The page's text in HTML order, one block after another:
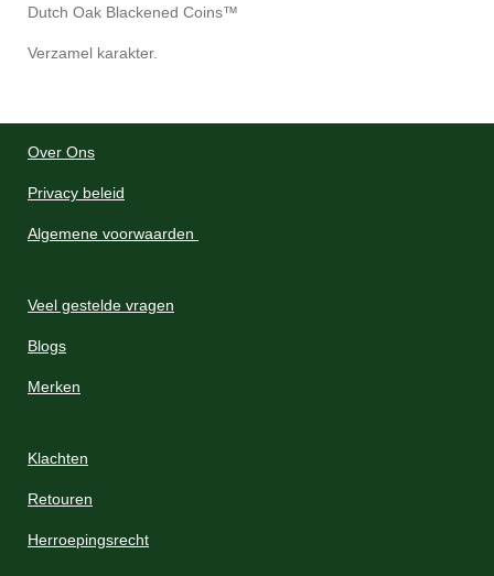
Dutch Oak Blackened Coins™
Verzamel karakter.
Over Ons
Privacy beleid
Algemene voorwaarden
Veel gestelde vragen
Blogs
Merken
Klachten
Retouren
Herroepingsrecht